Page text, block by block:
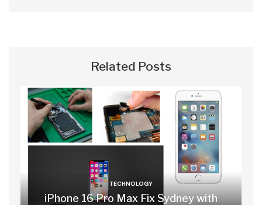
Related Posts
TECHNOLOGY
iPhone 16 Pro Max Fix Sydney with